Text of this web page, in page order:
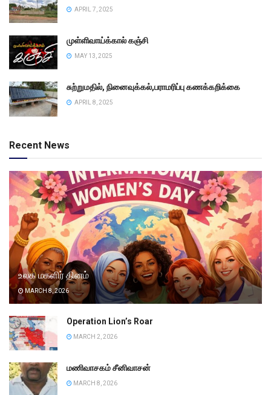
APRIL 7, 2025
முள்ளிவாய்க்கால் கஞ்சி
MAY 13, 2025
சுற்றுமதில், நினைவுக்கல்,பராமரிப்பு கணக்கறிக்கை
APRIL 8, 2025
Recent News
உலக மகளிர் தினம்
MARCH 8, 2026
Operation Lion’s Roar
MARCH 2, 2026
மணிவாசகம் சீனிவாசன்
MARCH 8, 2026